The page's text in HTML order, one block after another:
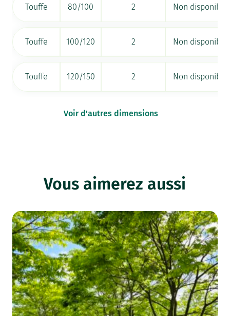
Touffe 80/100 2 Non disponible
Touffe 100/120 2 Non disponible
Touffe 120/150 2 Non disponible
Voir d'autres dimensions
Vous aimerez aussi